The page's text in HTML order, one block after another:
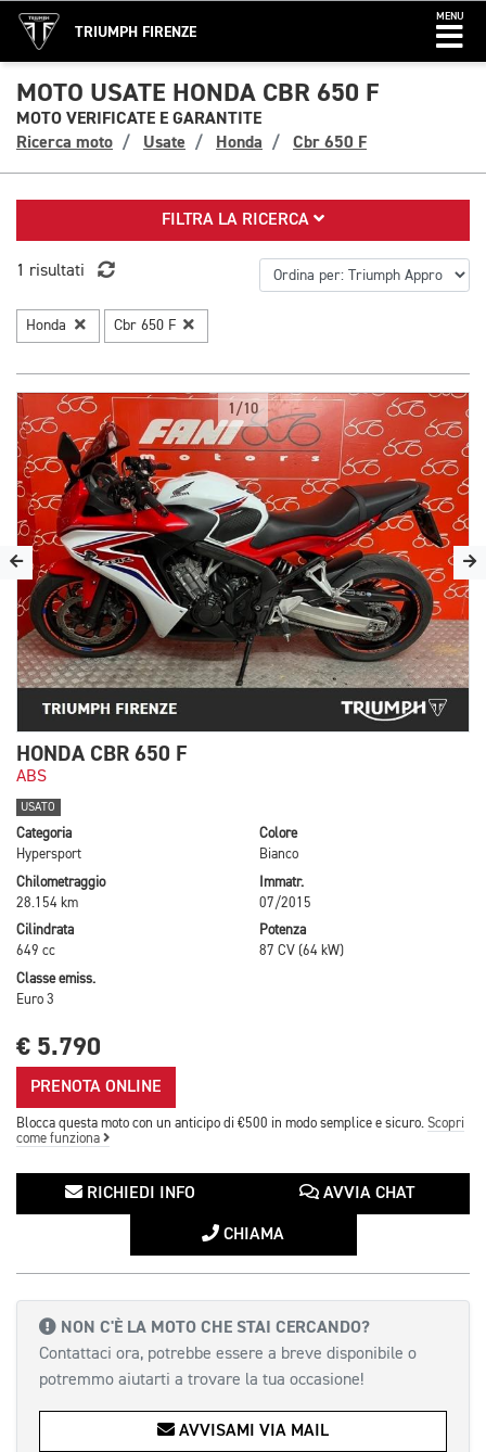
TRIUMPH FIRENZE
MENU
MOTO USATE HONDA CBR 650 F
MOTO VERIFICATE E GARANTITE
Ricerca moto
Usate Honda Cbr 650 F
FILTRA LA RICERCA
1 risultati
Honda Cbr 650 F
1/10
HONDA CBR 650 F
ABS
USATO
Categoria
Hypersport
Colore
Bianco
Chilometraggio
28.154 km
Immatr.
07/2015
Cilindrata
649 cc
Potenza
87 CV (64 kW)
Classe emiss.
Euro 3
€ 5.790
PRENOTA ONLINE
Blocca questa moto con un anticipo di €500 in modo semplice e sicuro. Scopri
come funziona
RICHIEDI INFO AVVIA CHAT
CHIAMA
NON C'È LA MOTO CHE STAI CERCANDO?
Contattaci ora, potrebbe essere a breve disponibile o
potremmo aiutarti a trovare la tua occasione!
AVVISAMI VIA MAIL